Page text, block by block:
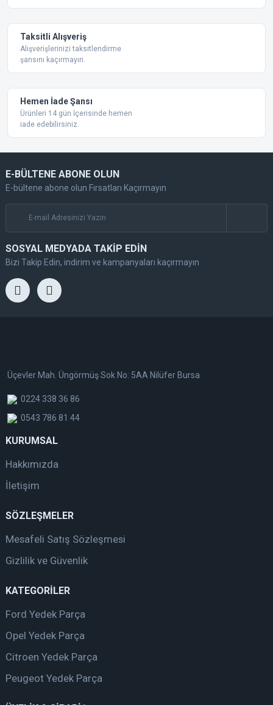
Taksitli Alışveriş
Alışverişlerinizi taksitlendirme
şansını kaçırmayın.
Hemen İade Şansı
Ürünleri 14 gün İçerisinde hemen
iade edebilirsiniz.
E-BÜLTENE ABONE OLUN
E-bültene abone olun Fırsatları Kaçırmayın
SOSYAL MEDYADA TAKİP EDİN
Bizi Takip Edin, indirim ve kampanyaları kaçırmayın
Üçevler Mah. Üngörmüş Sok No: 5AA Nilüfer Bursa
0224 338 36 86
0543 786 81 44
KURUMSAL
Hakkımızda
İletişim
SÖZLEŞMELER
Mesafeli Satış Sözleşmesi
Gizlilik ve Güvenlik
KATEGORİLER
Ford Yedek Parça
Opel Yedek Parça
Citroen Yedek Parça
Peugeot Yedek Parça